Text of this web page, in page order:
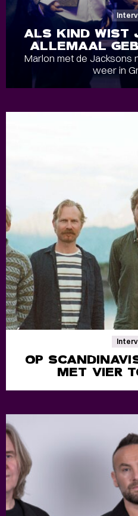
ALS KIND WIST
ALLEMAAL
Marlon met de Jacksons
weer in
OP
MET VIER